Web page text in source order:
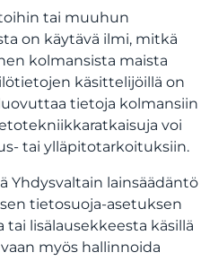
tai muuhun
on käytävä ilmi, mitkä
kolmansista maista
käsittelijöillä on
tietoja kolmansiin
voi
tai ylläpitotarkoituksiin.
Yhdysvaltain lainsäädäntö
tietosuoja-asetuksen
lisälausekkeesta käsillä
myös hallinnoida